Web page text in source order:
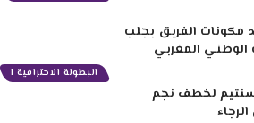
البطولة الاحترافية 1
الفريق بجلب
المغربي
ملايير سنتيم لخطف نجم